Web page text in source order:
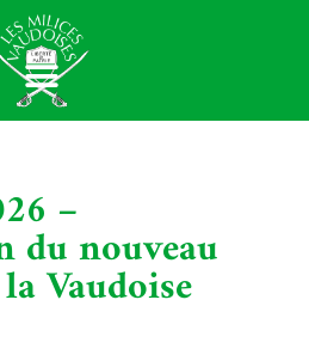
–
du nouveau
Vaudoise